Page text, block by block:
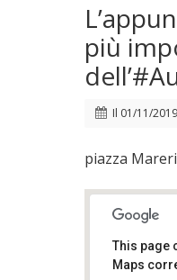
più
Il 01/11/2019
piazza
This page
Maps